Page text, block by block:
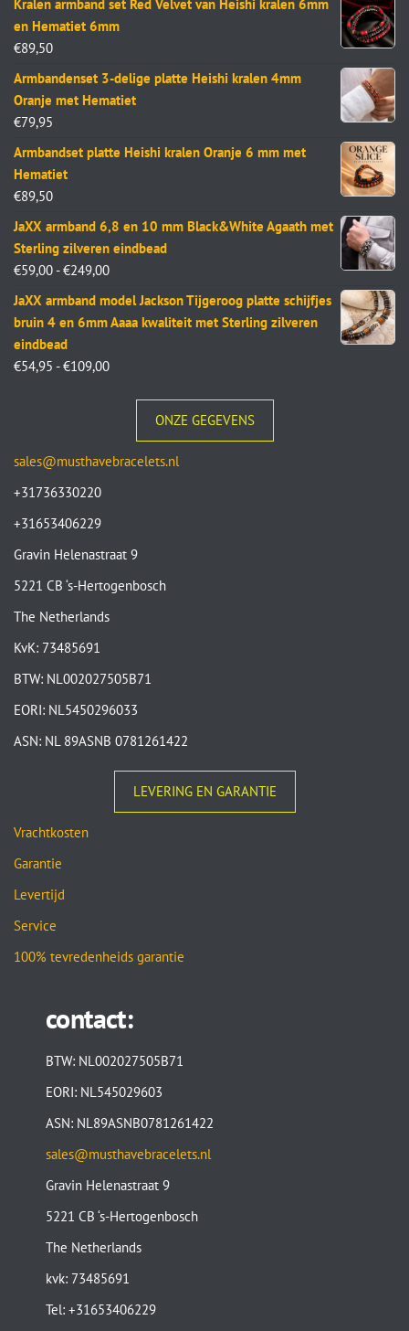
Kralen armband set Red Velvet van Heishi kralen 6mm
en Hematiet 6mm
€89,50
Armbandenset 3-delige platte Heishi kralen 4mm
Oranje met Hematiet
€79,95
Armbandset platte Heishi kralen Oranje 6 mm met
Hematiet
€89,50
JaXX armband 6,8 en 10 mm Black&White Agaath met
Sterling zilveren eindbead
€59,00 - €249,00
JaXX armband model Jackson Tijgeroog platte schijfjes
bruin 4 en 6mm Aaaa kwaliteit met Sterling zilveren
eindbead
€54,95 - €109,00
ONZE GEGEVENS
sales@musthavebracelets.nl
+31736330220
+31653406229
Gravin Helenastraat 9
5221 CB ‘s-Hertogenbosch
The Netherlands
KvK: 73485691
BTW: NL002027505B71
EORI: NL5450296033
ASN: NL 89ASNB 0781261422
LEVERING EN GARANTIE
Vrachtkosten
Garantie
Levertijd
Service
100% tevredenheids garantie
contact:
BTW: NL002027505B71
EORI: NL545029603
ASN: NL89ASNB0781261422
sales@musthavebracelets.nl
Gravin Helenastraat 9
5221 CB ‘s-Hertogenbosch
The Netherlands
kvk: 73485691
Tel: +31653406229